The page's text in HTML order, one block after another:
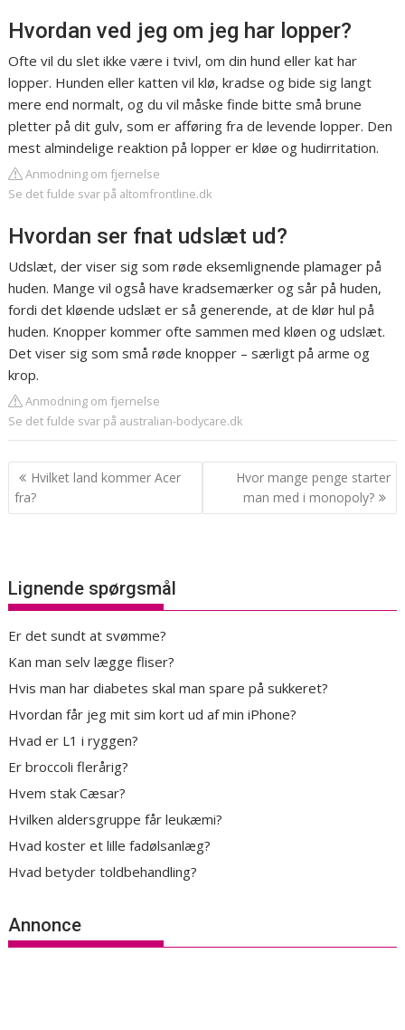
Hvordan ved jeg om jeg har lopper?
Ofte vil du slet ikke være i tvivl, om din hund eller kat har
lopper. Hunden eller katten vil klø, kradse og bide sig langt
mere end normalt, og du vil måske finde bitte små brune
pletter på dit gulv, som er afføring fra de levende lopper. Den
mest almindelige reaktion på lopper er kløe og hudirritation.
Anmodning om fjernelse
Se det fulde svar på altomfrontline.dk
Hvordan ser fnat udslæt ud?
Udslæt, der viser sig som røde eksemlignende plamager på
huden. Mange vil også have kradsemærker og sår på huden,
fordi det kløende udslæt er så generende, at de klør hul på
huden. Knopper kommer ofte sammen med kløen og udslæt.
Det viser sig som små røde knopper – særligt på arme og
krop.
Anmodning om fjernelse
Se det fulde svar på australian-bodycare.dk
Indlægsnavigation
Hvilket land kommer Acer
fra?
Hvor mange penge starter
man med i monopoly?
Lignende spørgsmål
Er det sundt at svømme?
Kan man selv lægge fliser?
Hvis man har diabetes skal man spare på sukkeret?
Hvordan får jeg mit sim kort ud af min iPhone?
Hvad er L1 i ryggen?
Er broccoli flerårig?
Hvem stak Cæsar?
Hvilken aldersgruppe får leukæmi?
Hvad koster et lille fadølsanlæg?
Hvad betyder toldbehandling?
Annonce